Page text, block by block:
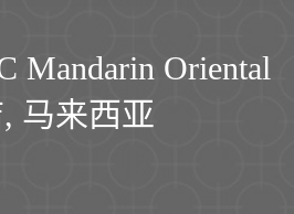
Mandarin Oriental
马来西亚